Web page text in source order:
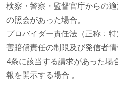
検察・警察・監督官庁からの
の照会があった場合。
プロバイダー責任法（正称：
害賠償責任の制限及び発信者
4条に該当する請求があった場
報を開示する場合 。